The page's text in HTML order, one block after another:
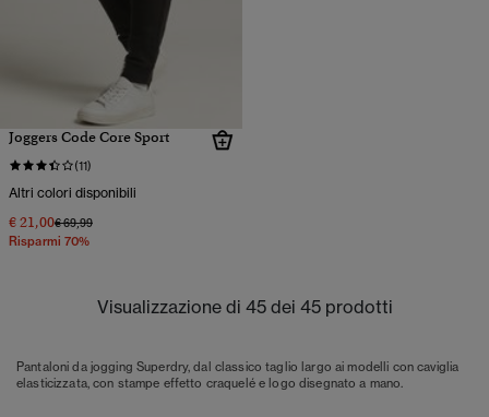
Joggers Code Core Sport
(11)
Altri colori disponibili
€ 21,00Prezzo ridotto da
€ 69,99a
Risparmi 70%
Visualizzazione di 45 dei 45 prodotti
Pantaloni da jogging Superdry, dal classico taglio largo ai modelli con caviglia
elasticizzata, con stampe effetto craquelé e logo disegnato a mano.